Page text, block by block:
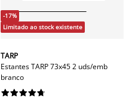
-17%
Limitado ao stock existente
TARP
Estantes TARP 73x45 2 uds/emb
branco





